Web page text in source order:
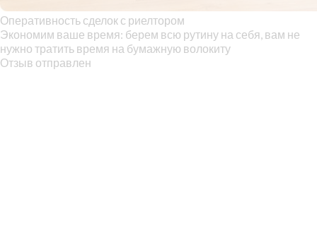
Оперативность сделок с риелтором
Экономим ваше время: берем всю рутину на себя, вам не
нужно тратить время на бумажную волокиту
Отзыв отправлен